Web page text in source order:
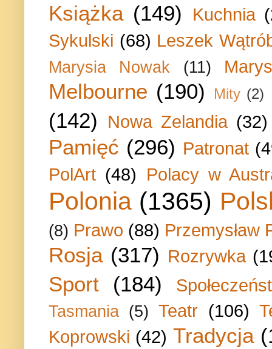
Książka (149) Kuchnia
Sykulski (68) Leszek
Marysia Nowak (11)
Melbourne (190) Mity (2)
(142) Nowa Zelandia (32)
Pamięć (296) Patronat
PolArt (48) Polacy w
Polonia (1365)
(8) Prawo (88) Przemysław
Rosja (317) Rozrywka
Sport (184)
Tasmania (5) Teatr (106)
Koprowski (42) Tradycja